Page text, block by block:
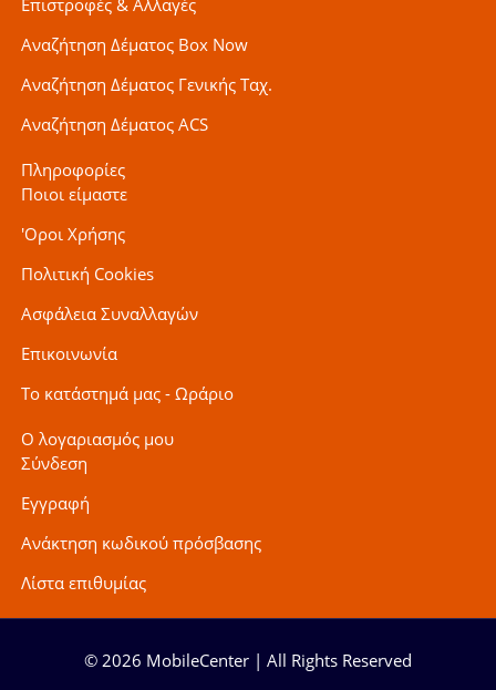
Επιστροφές & Αλλαγές
Αναζήτηση Δέματος Box Now
Αναζήτηση Δέματος Γενικής Ταχ.
Αναζήτηση Δέματος ACS
Πληροφορίες
Ποιοι είμαστε
'Οροι Χρήσης
Πολιτική Cookies
Ασφάλεια Συναλλαγών
Επικοινωνία
Το κατάστημά μας - Ωράριο
Ο λογαριασμός μου
Σύνδεση
Εγγραφή
Ανάκτηση κωδικού πρόσβασης
Λίστα επιθυμίας
© 2026 MobileCenter | All Rights Reserved